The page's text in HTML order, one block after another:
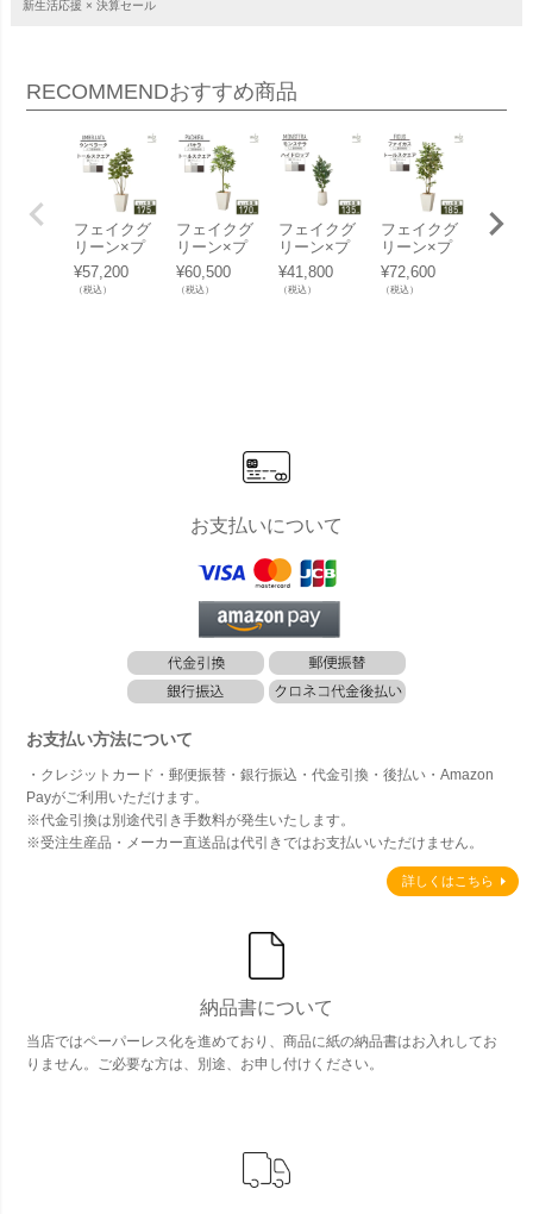
新生活応援 × 決算セール
RECOMMENDおすすめ商品
フェイクグ
リーン×プ
ランターセ
ット「ウン
ベラータ×T
¥57,200
（税込）
フェイクグ
リーン×プ
ランターセ
ット「パキ
ラ×Tall Squ
¥60,500
（税込）
フェイクグ
リーン×プ
ランターセ
ット「モン
ステラ×Hig
¥41,800
（税込）
フェイクグ
リーン×プ
ランターセ
ット「ファ
イカス×Tall
¥72,600
（税込）
フェ
お支払いについて
お支払い方法について
・クレジットカード・郵便振替・銀行振込・代金引換・後払い・Amazon
Payがご利用いただけます。
※代金引換は別途代引き手数料が発生いたします。
※受注生産品・メーカー直送品は代引きではお支払いいただけません。
詳しくはこちら
納品書について
当店ではペーパーレス化を進めており、商品に紙の納品書はお入れしてお
りません。ご必要な方は、別途、お申し付けください。